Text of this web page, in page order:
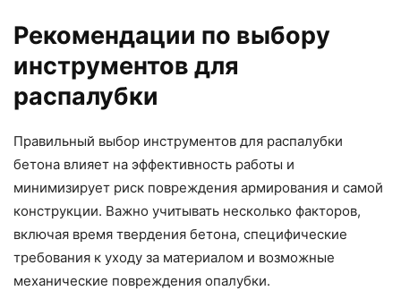
Рекомендации по выбору
инструментов для
распалубки
Правильный выбор инструментов для распалубки
бетона влияет на эффективность работы и
минимизирует риск повреждения армирования и самой
конструкции. Важно учитывать несколько факторов,
включая время твердения бетона, специфические
требования к уходу за материалом и возможные
механические повреждения опалубки.